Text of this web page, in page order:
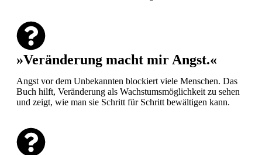
»Veränderung macht mir Angst.«
Angst vor dem Unbekannten blockiert viele Menschen. Das
Buch hilft, Veränderung als Wachstumsmöglichkeit zu sehen
und zeigt, wie man sie Schritt für Schritt bewältigen kann.